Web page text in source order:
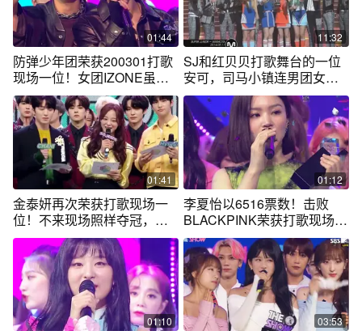
01:44
防弹少年团荣获200301打歌
现场一位！女团IZONE虽败
犹荣
11:32
SJ和红贝贝打歌舞台的一位
安可，司马小镇连男团女团
舞都互跳啊
01:41
金泰妍再次荣获打歌现场一
位！不来现场照样夺冠，毋
庸置疑
01:12
李夏怡以6516票数！击败
BLACKPINK荣获打歌现场一
位
01:10 03:53